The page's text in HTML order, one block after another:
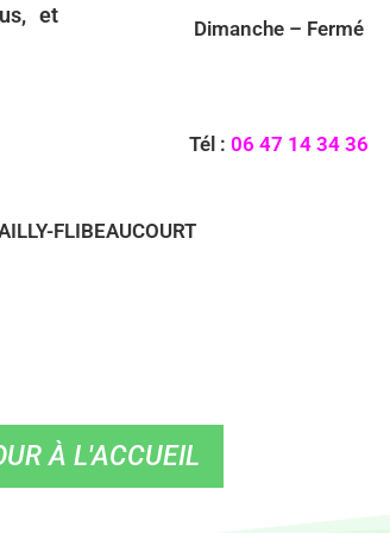
et
Dimanche – Fermé
Tél : 06 47 14 34 36
FLIBEAUCOURT
À L'ACCUEIL